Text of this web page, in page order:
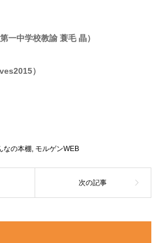
一中学校教諭 蓑毛 晶）
）
なの本棚, モルゲンWEB